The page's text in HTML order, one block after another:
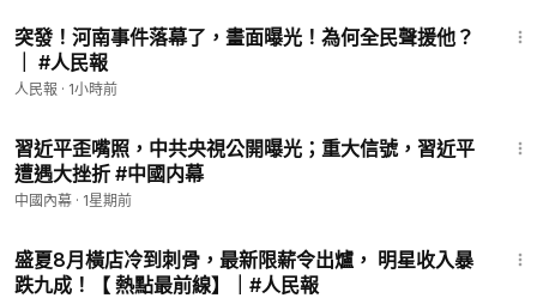
💠回饋信箱：editor@renminbao.com
💠人民報官網：renminbao.com
💠推特：https://twitter.com/Renminbao1
💠Telegram：
https://t.me/renminbao1
💠Instagram：https://www.instagram.com/renmin.bao
突發！河南事件落幕了，畫面曝光！為何全民聲援他？
｜ #人民報
人民報 · 1小時前
習近平歪嘴照，中共央視公開曝光；重大信號，習近平
遭遇大挫折 #中國内幕
中國內幕 · 1星期前
盛夏8月橫店冷到刺骨，最新限薪令出爐， 明星收入暴
跌九成！【 熱點最前線】｜#人民報